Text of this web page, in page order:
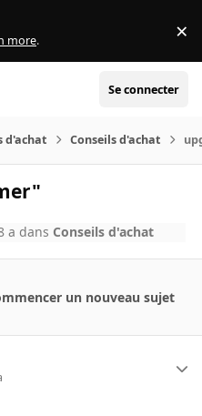
more. ×
Se connecter
d'achat Conseils d'achat
a dans Conseils d'achat
un nouveau sujet